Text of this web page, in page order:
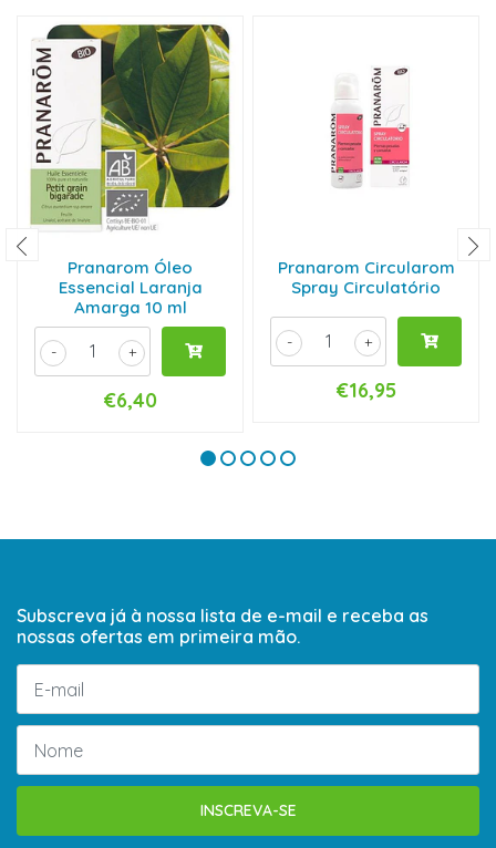
Pranarom Óleo
Essencial Laranja
Amarga 10 ml
+
-
€6,40
Pranarom Circularom
Spray Circulatório
+
-
€16,95
Subscreva já à nossa lista de e-mail e receba as
nossas ofertas em primeira mão.
INSCREVA-SE